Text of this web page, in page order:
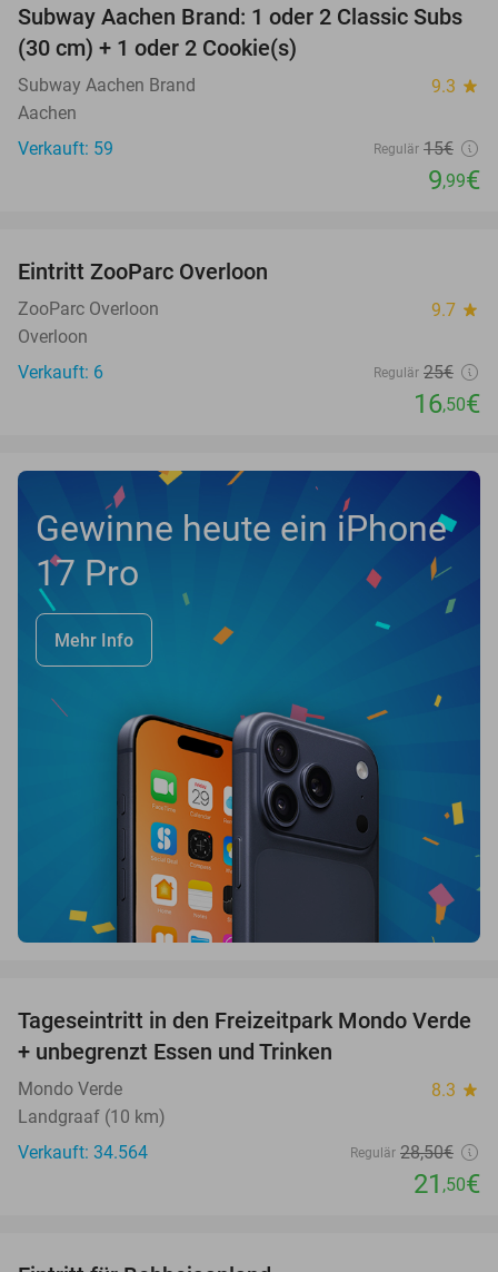
33%
Subway Aachen Brand: 1 oder 2 Classic Subs
(30 cm) + 1 oder 2 Cookie(s)
Subway Aachen Brand 9.3 star
Aachen
Verkauft: 59
Regulär 15€
9,99€
TODAY
Eintritt ZooParc Overloon
ZooParc Overloon 9.7 star
Overloon
Verkauft: 6
Regulär 25€
16,50€
Gewinne heute ein iPhone
17 Pro
Mehr Info
25%
Tageseintritt in den Freizeitpark Mondo Verde
+ unbegrenzt Essen und Trinken
Mondo Verde 8.3 star
Landgraaf (10 km)
Verkauft: 34.564
Regulär 28,50€
21 ,50€